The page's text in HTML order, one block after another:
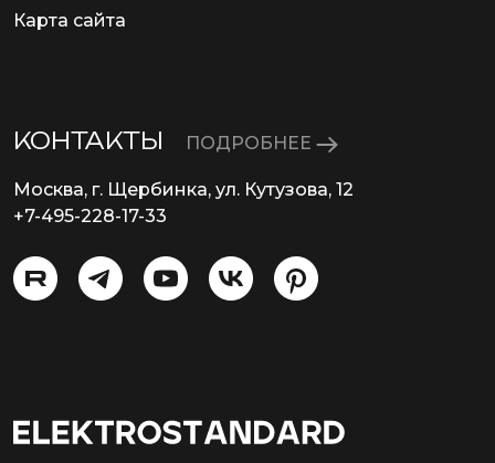
Карта сайта
КОНТАКТЫ ПОДРОБНЕЕ
Москва, г. Щербинка, ул. Кутузова, 12
+7-495-228-17-33